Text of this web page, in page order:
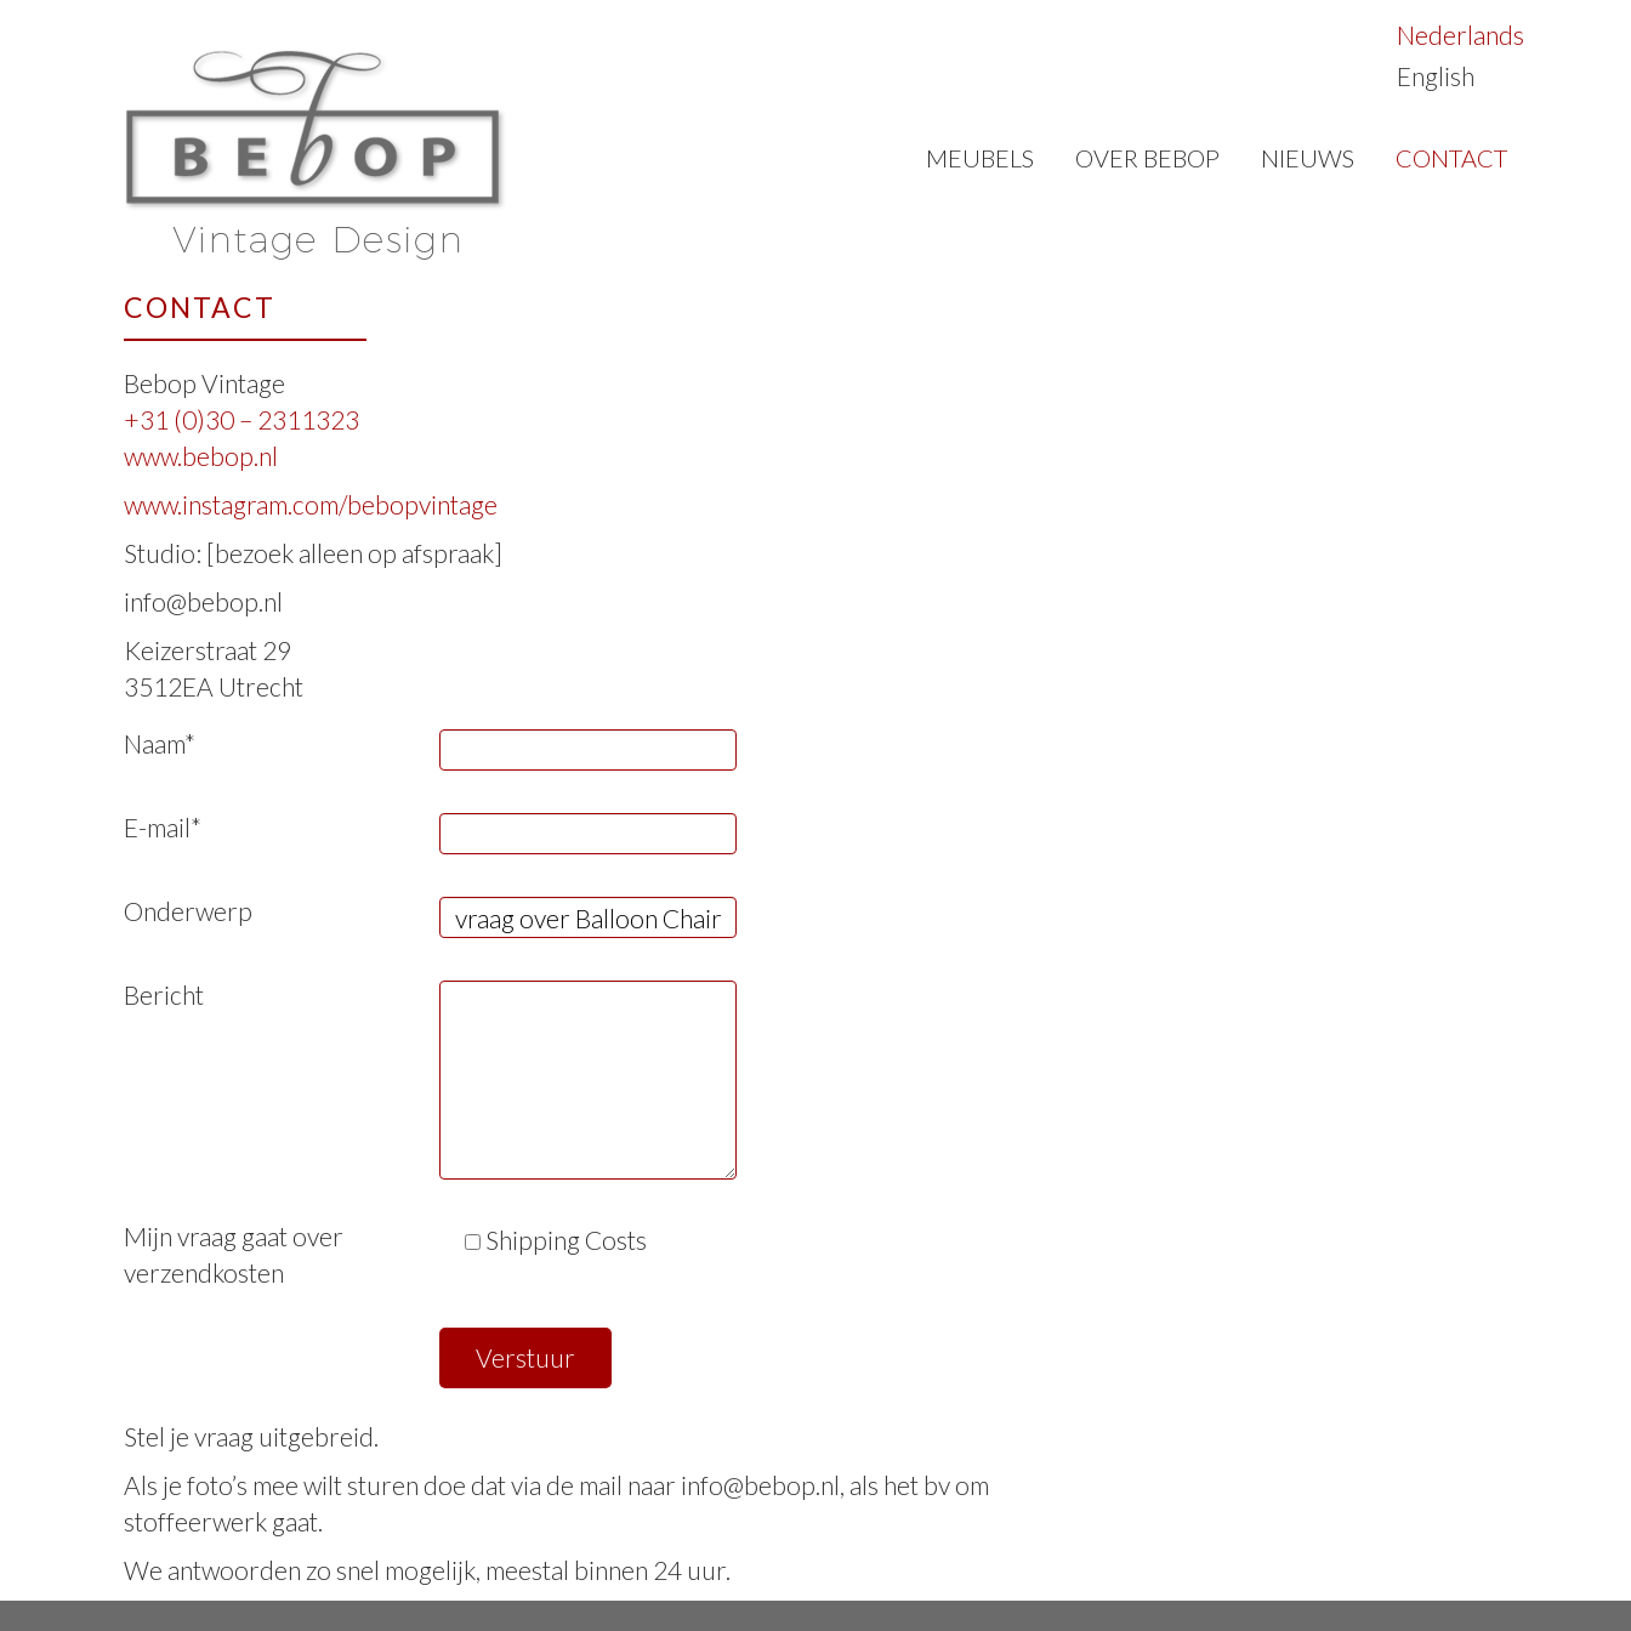
MEUBELS OVER BEBOP NIEUWS CONTACT
Nederlands
English
CONTACT
Bebop Vintage
+31 (0)30 – 2311323
www.bebop.nl
www.instagram.com/bebopvintage
Studio: [bezoek alleen op afspraak]
info@bebop.nl
Keizerstraat 29
3512EA Utrecht
Naam*
E-mail*
Onderwerp
Bericht
Mijn vraag gaat over
verzendkosten
Shipping Costs
Stel je vraag uitgebreid.
Als je foto’s mee wilt sturen doe dat via de mail naar info@bebop.nl, als het bv om
stoffeerwerk gaat.
We antwoorden zo snel mogelijk, meestal binnen 24 uur.